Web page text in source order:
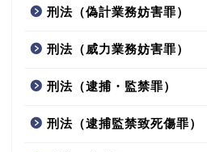
刑法（偽計業務妨害罪）
刑法（威力業務妨害罪）
刑法（逮捕・監禁罪）
刑法（逮捕監禁致死傷罪）